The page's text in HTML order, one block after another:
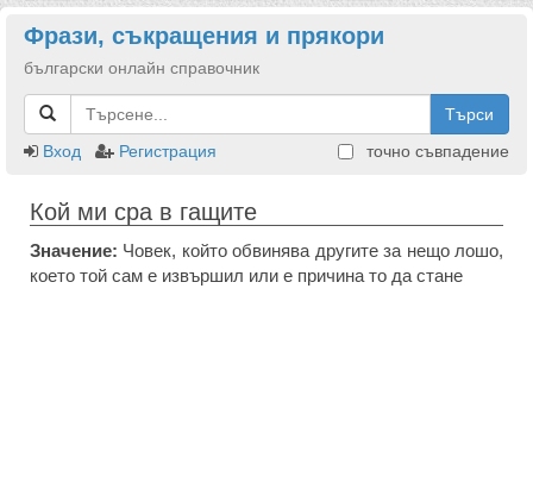
Фрази, съкращения и прякори
български онлайн справочник
Търси
Вход
Регистрация точно съвпадение
Кой ми сра в гащите
Значение: Човек, който обвинява другите за нещо лошо,
което той сам е извършил или е причина то да стане